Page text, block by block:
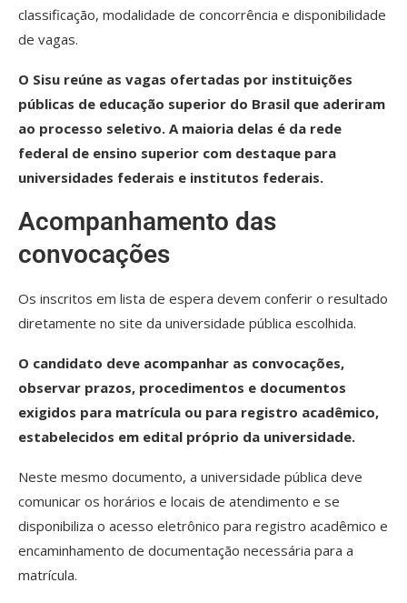
classificação, modalidade de concorrência e disponibilidade
de vagas.
O Sisu reúne as vagas ofertadas por instituições
públicas de educação superior do Brasil que aderiram
ao processo seletivo. A maioria delas é da rede
federal de ensino superior com destaque para
universidades federais e institutos federais.
Acompanhamento das
convocações
Os inscritos em lista de espera devem conferir o resultado
diretamente no site da universidade pública escolhida.
O candidato deve acompanhar as convocações,
observar prazos, procedimentos e documentos
exigidos para matrícula ou para registro acadêmico,
estabelecidos em edital próprio da universidade.
Neste mesmo documento, a universidade pública deve
comunicar os horários e locais de atendimento e se
disponibiliza o acesso eletrônico para registro acadêmico e
encaminhamento de documentação necessária para a
matrícula.